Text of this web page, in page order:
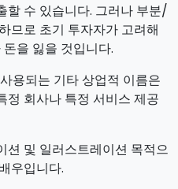
할 수 있습니다. 그러나 부분/
므로 초기 투자자가 고려해
을 잃을 것입니다.
용되는 기타 상업적 이름은
정 회사나 특정 서비스 제공
션 및 일러스트레이션 목적으
우입니다.